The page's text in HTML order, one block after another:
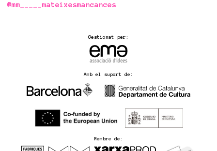
@mm_____mateixesmancances
Gestionat per:
Amb el suport de:
Membre de: